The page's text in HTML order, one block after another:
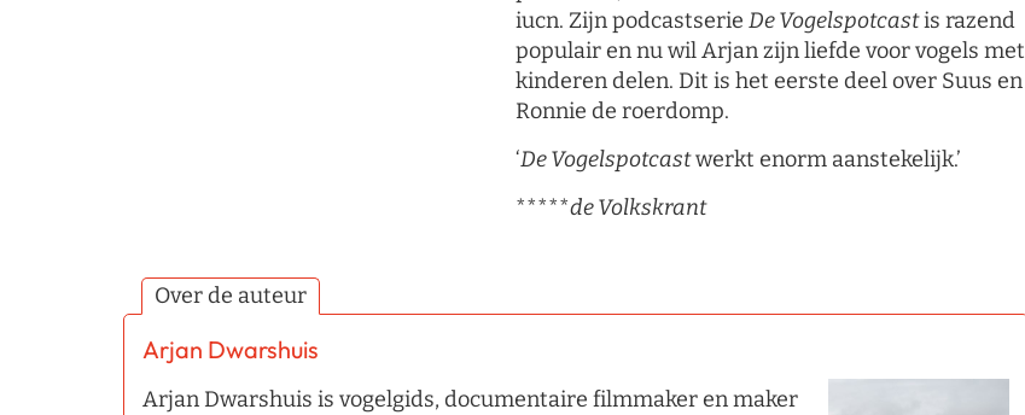
iucn. Zijn podcastserie De Vogelspotcastis razend
populair en nu wil Arjan zijn liefde voor vogels met
kinderen delen. Dit is het eerste deel over Suus en
Ronnie de roerdomp.
‘De Vogelspotcastwerkt enorm aanstekelijk.’
*****de Volkskrant
Over de auteur
Arjan Dwarshuis
Arjan Dwarshuis is vogelgids, documentaire filmmaker en maker